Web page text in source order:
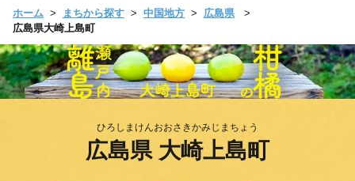
ホーム まちから探す 中国地方
広島県
広島県大崎上島町
ひろしまけんおおさきかみじまちょう
広島県 大崎上島町